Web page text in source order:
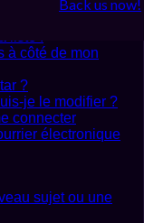
Back us now!
n’est
à côté de mon
?
je le modifier ?
connecter
électronique
sujet ou une